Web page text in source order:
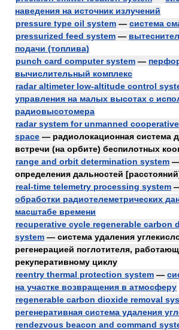
наведения на источник излучений
pressure type oil system — система
pressurized feed system —
подачи (топлива)
punch card computer system —
вычислительный комплекс
radar altimeter low-altitude control
управления на малых высотах с
радиовысотомера
radar system for unmanned
space — радиолокационная система
встречи (на орбите) беспилотных
range and orbit determination system —
определения дальностей
real-time telemetry processing system
обработки радиотелеметрических
масштабе времени
recuperative cycle regenerable carbon
system — система удаления
регенерацией поглотителя,
рекуперативному циклу
reentry thermal protection system —
на участке возвращения в атмосферу
regenerable carbon dioxide removal
регенеративная система удаления
rendezvous beacon and command